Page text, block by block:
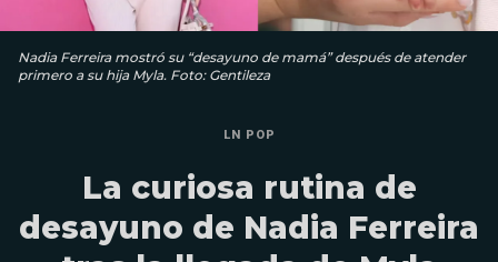
Nadia Ferreira mostró su “desayuno de mamá” después de atender
primero a su hija Myla. Foto: Gentileza
LN POP
La curiosa rutina de
desayuno de Nadia Ferreira